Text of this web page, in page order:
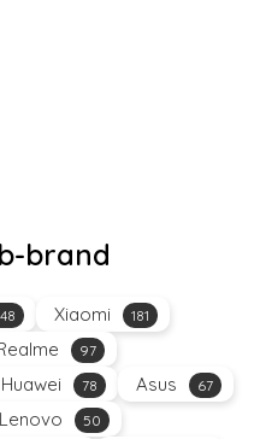
brand
Xiaomi 181
97
Huawei 78 Asus 67
Lenovo 50